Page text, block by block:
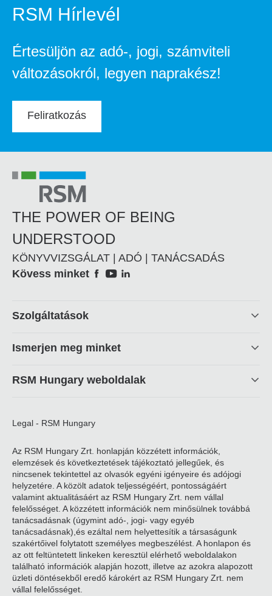
RSM Hírlevél
Értesüljön az adó-, jogi, számviteli
változásokról, legyen naprakész!
Feliratkozás
THE POWER OF BEING
UNDERSTOOD
KÖNYVVIZSGÁLAT | ADÓ | TANÁCSADÁS
Social
Kövess minket
Footer
Szolgáltatások
Ismerjen meg minket
RSM Hungary weboldalak
Legal - RSM Hungary
Az RSM Hungary Zrt. honlapján közzétett információk,
elemzések és következtetések tájékoztató jellegűek, és
nincsenek tekintettel az olvasók egyéni igényeire és adójogi
helyzetére. A közölt adatok teljességéért, pontosságáért
valamint aktualitásáért az RSM Hungary Zrt. nem vállal
felelősséget. A közzétett információk nem minősülnek továbbá
tanácsadásnak (úgymint adó-, jogi- vagy egyéb
tanácsadásnak),és ezáltal nem helyettesítik a társaságunk
szakértőivel folytatott személyes megbeszélést. A honlapon és
az ott feltüntetett linkeken keresztül elérhető weboldalakon
található információk alapján hozott, illetve az azokra alapozott
üzleti döntésekből eredő károkért az RSM Hungary Zrt. nem
vállal felelősséget.